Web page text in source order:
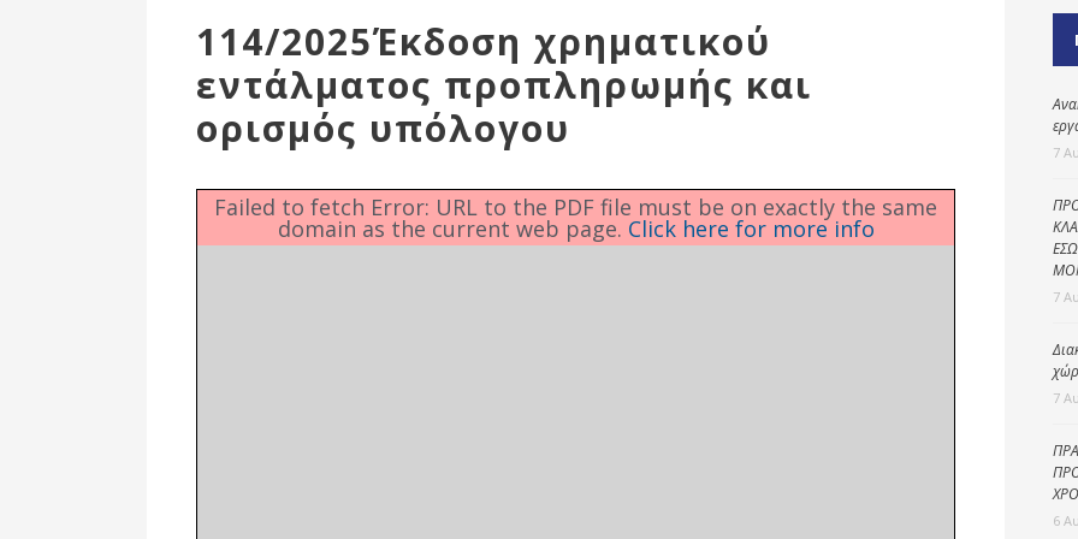
Δημοτικές
Ενότητες
προστασία
114/2025Έκδοση χρηματικού
εντάλματος προπληρωμής και
ορισμός υπόλογου
Failed to fetch Error: URL to the PDF file must be on exactly the same
domain as the current web page. Click here for more info
7
7
7
6